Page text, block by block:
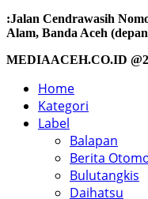
:Jalan Cendrawasih
Alam, Banda Aceh
MEDIAACEH.CO.ID
Home
Kategori
Label
Balapan
Berita
Bulutangkis
Daihatsu